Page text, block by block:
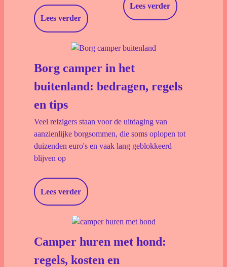
Lees verder
Lees verder
Borg camper in het
buitenland: bedragen, regels
en tips
Veel reizigers staan voor de uitdaging van
aanzienlijke borgsommen, die soms oplopen tot
duizenden euro's en vaak lang geblokkeerd
blijven op
Lees verder
Camper huren met hond:
regels, kosten en